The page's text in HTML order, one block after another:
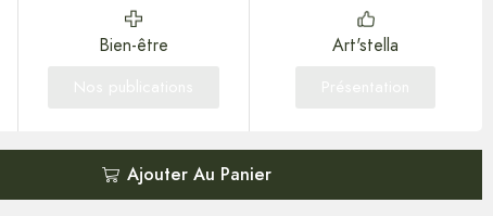
Bien-être Art'stella
Ajouter Au Panier